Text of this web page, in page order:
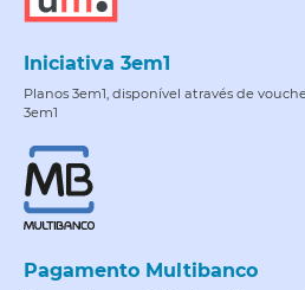
Iniciativa 3em1
Planos 3em1, disponível através de
3em1
Pagamento Multibanco